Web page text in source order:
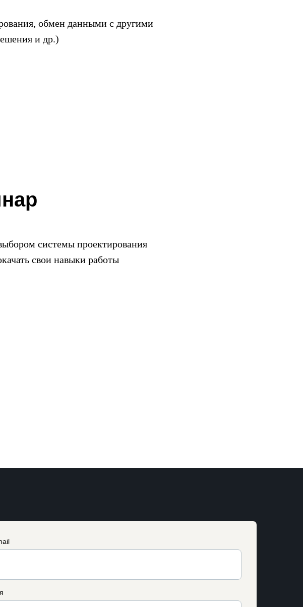
обмен данными с другими
и др.)
системы проектирования
свои навыки работы